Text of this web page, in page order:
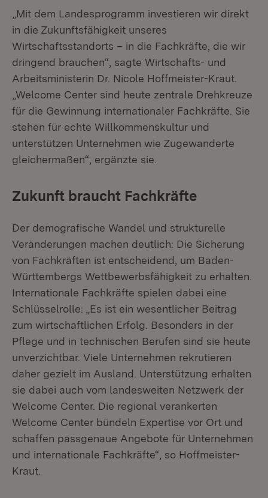
„Mit dem Landesprogramm investieren wir direkt
in die Zukunftsfähigkeit unseres
Wirtschaftsstandorts – in die Fachkräfte, die wir
dringend brauchen“, sagte Wirtschafts- und
Arbeitsministerin Dr. Nicole Hoffmeister-Kraut.
„Welcome Center sind heute zentrale Drehkreuze
für die Gewinnung internationaler Fachkräfte. Sie
stehen für echte Willkommenskultur und
unterstützen Unternehmen wie Zugewanderte
gleichermaßen“, ergänzte sie.
Zukunft braucht Fachkräfte
Der demografische Wandel und strukturelle
Veränderungen machen deutlich: Die Sicherung
von Fachkräften ist entscheidend, um Baden-
Württembergs Wettbewerbsfähigkeit zu erhalten.
Internationale Fachkräfte spielen dabei eine
Schlüsselrolle: „Es ist ein wesentlicher Beitrag
zum wirtschaftlichen Erfolg. Besonders in der
Pflege und in technischen Berufen sind sie heute
unverzichtbar. Viele Unternehmen rekrutieren
daher gezielt im Ausland. Unterstützung erhalten
sie dabei auch vom landesweiten Netzwerk der
Welcome Center. Die regional verankerten
Welcome Center bündeln Expertise vor Ort und
schaffen passgenaue Angebote für Unternehmen
und internationale Fachkräfte“, so Hoffmeister-
Kraut.